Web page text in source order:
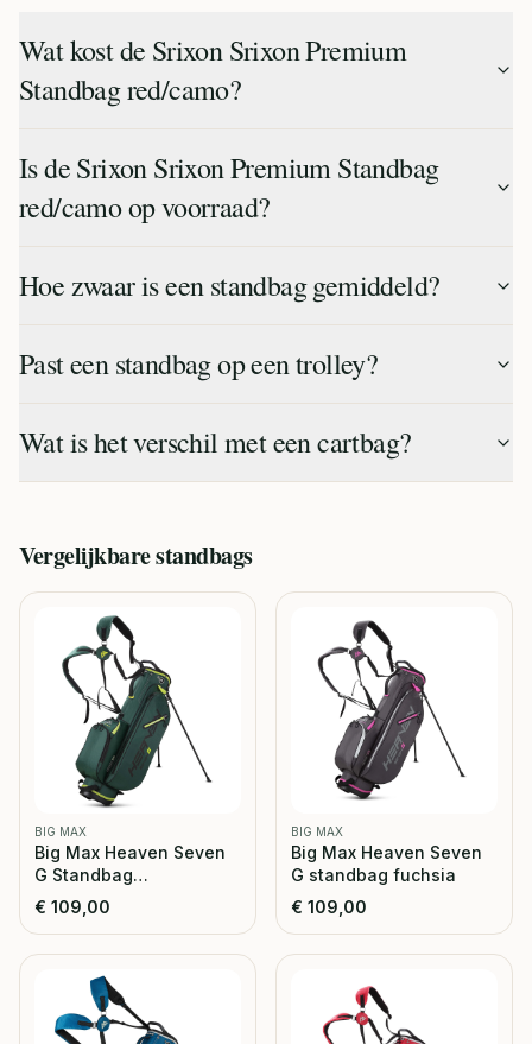
Wat kost de Srixon Srixon Premium
Standbag red/camo?
Is de Srixon Srixon Premium Standbag
red/camo op voorraad?
Hoe zwaar is een standbag gemiddeld?
Past een standbag op een trolley?
Wat is het verschil met een cartbag?
Vergelijkbarestandbags
BIG MAX
Big Max Heaven Seven
G Standbag
forrest/green
€ 109,00
BIG MAX
Big Max Heaven Seven
G standbag fuchsia
€ 109,00